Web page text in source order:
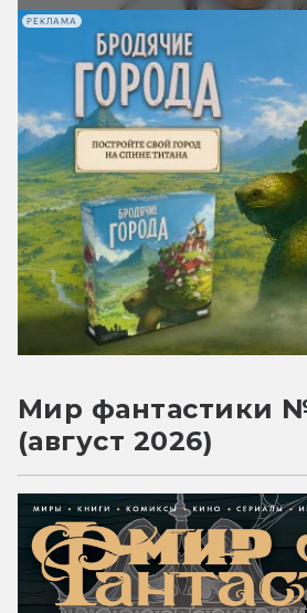
РЕКЛАМА
Мир фантастики
(август 2026)